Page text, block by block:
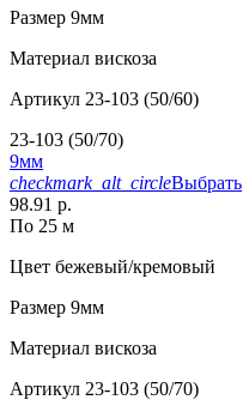
Размер 9мм
Материал вискоза
Артикул 23-103 (50/60)
23-103 (50/70)
9мм
checkmark_alt_circleВыбрать
98.91 р.
По 25 м
Цвет бежевый/кремовый
Размер 9мм
Материал вискоза
Артикул 23-103 (50/70)